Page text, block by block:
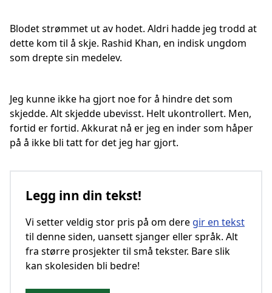
Blodet strømmet ut av hodet. Aldri hadde jeg trodd at
dette kom til å skje. Rashid Khan, en indisk ungdom
som drepte sin medelev.
Jeg kunne ikke ha gjort noe for å hindre det som
skjedde. Alt skjedde ubevisst. Helt ukontrollert. Men,
fortid er fortid. Akkurat nå er jeg en inder som håper
på å ikke bli tatt for det jeg har gjort.
Legg inn din tekst!
Vi setter veldig stor pris på om dere gir en tekst
til denne siden, uansett sjanger eller språk. Alt
fra større prosjekter til små tekster. Bare slik
kan skolesiden bli bedre!